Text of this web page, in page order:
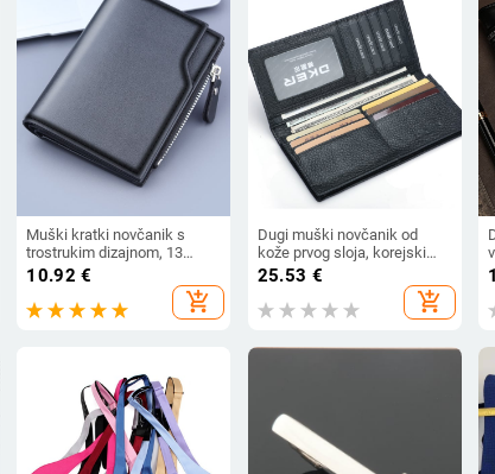
Muški kratki novčanik s
trostrukim dizajnom, 13
pretinaca za kartice, zip
pretinac za novčiće, PU
koža, lagan
10.92 €
add_shopping_cart
Dugi muški novčanik od
kože prvog sloja, korejski
stil; poslovni kožni novčanik
25.53 €
add_shopping_cart